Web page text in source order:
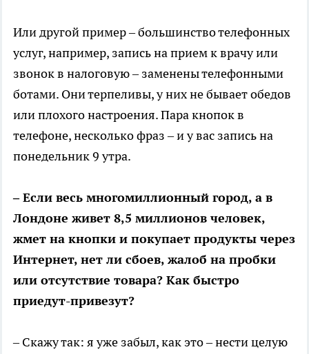
Или другой пример – большинство телефонных
услуг, например, запись на прием к врачу или
звонок в налоговую – заменены телефонными
ботами. Они терпеливы, у них не бывает обедов
или плохого настроения. Пара кнопок в
телефоне, несколько фраз – и у вас запись на
понедельник 9 утра.
– Если весь многомиллионный город, а в
Лондоне живет 8,5 миллионов человек,
жмет на кнопки и покупает продукты через
Интернет, нет ли сбоев, жалоб на пробки
или отсутствие товара? Как быстро
приедут-привезут?
– Скажу так: я уже забыл, как это – нести целую